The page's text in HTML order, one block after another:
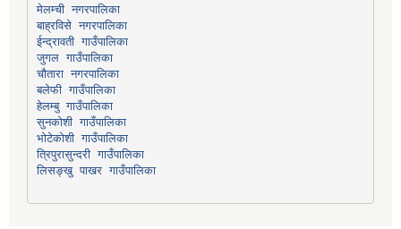
मेलम्ची नगरपालिका
बाह्रविसे नगरपालिका
ईन्द्रावती गाउँपालिका
जुगल गाउँपालिका
चौतारा नगरपालिका
बलेफी गाउँपालिका
हेलम्बु गाउँपालिका
सुनकोशी गाउँपालिका
भोटेकोशी गाउँपालिका
त्रिपुरासुन्दरी गाउँपालिका
लिसङ्खु पाखर गाउँपालिका